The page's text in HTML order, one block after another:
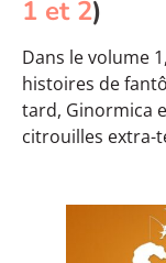
1 et 2)
Dans le volume
histoires de
tard, Ginormica
citrouilles extra-